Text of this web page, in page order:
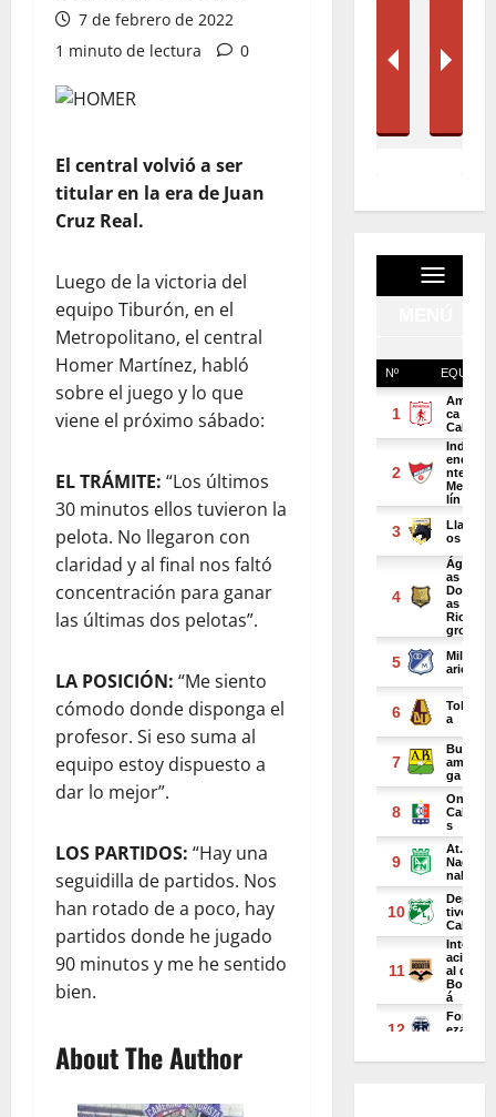
7 de febrero de 2022
1 minuto de lectura
0
El central volvió a ser
titular en la era de Juan
Cruz Real.
Luego de la victoria del
equipo Tiburón, en el
Metropolitano, el central
Homer Martínez, habló
sobre el juego y lo que
viene el próximo sábado:
EL TRÁMITE: “Los últimos
30 minutos ellos tuvieron la
pelota. No llegaron con
claridad y al final nos faltó
concentración para ganar
las últimas dos pelotas”.
LA POSICIÓN: “Me siento
cómodo donde disponga el
profesor. Si eso suma al
equipo estoy dispuesto a
dar lo mejor”.
LOS PARTIDOS: “Hay una
seguidilla de partidos. Nos
han rotado de a poco, hay
partidos donde he jugado
90 minutos y me he sentido
bien.
About The Author